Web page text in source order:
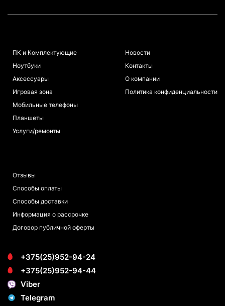
ПК и Комплектующие
Ноутбуки
Аксессуары
Игровая зона
Мобильные телефоны
Планшеты
Услуги/ремонты
Новости
Контакты
О компании
Политика конфиденциальности
Отзывы
Способы оплаты
Способы доставки
Информация о рассрочке
Договор публичной оферты
+375(25)952-94-24
+375(25)952-94-44
Viber
Telegram